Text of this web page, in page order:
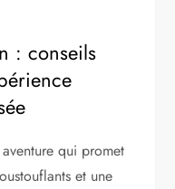
: conseils
qui promet
et une